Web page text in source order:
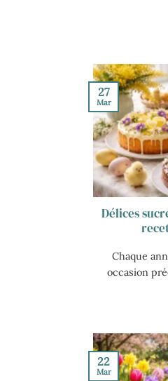
Délices
Chaque
occasion
27
Mar
22
Mar